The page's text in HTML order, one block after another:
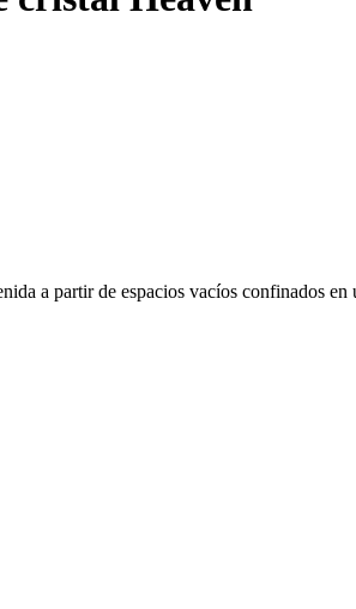
a partir de espacios vacíos confinados en